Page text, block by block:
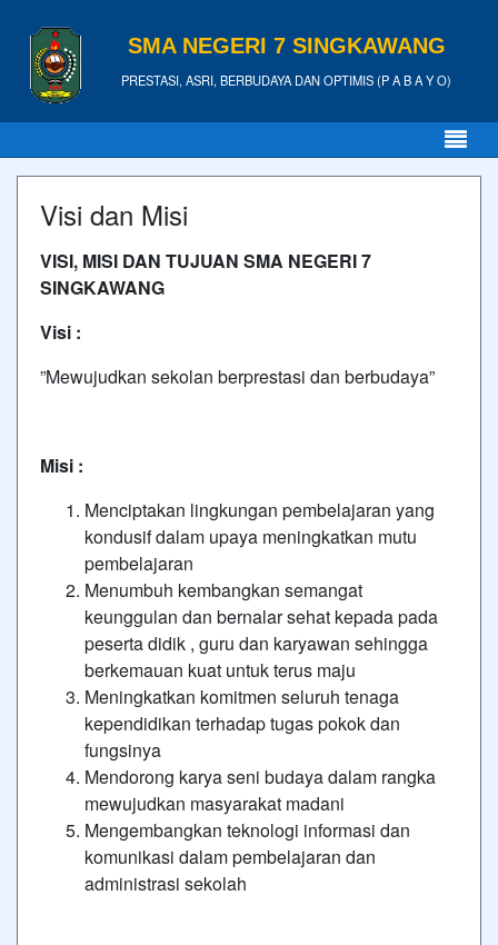
SMA NEGERI 7 SINGKAWANG
PRESTASI, ASRI, BERBUDAYA DAN OPTIMIS (P A B A Y O)
Visi dan Misi
VISI, MISI DAN TUJUAN SMA NEGERI 7
SINGKAWANG
Visi :
”Mewujudkan sekolan berprestasi dan berbudaya”
Misi :
Menciptakan lingkungan pembelajaran yang
kondusif dalam upaya meningkatkan mutu
pembelajaran
Menumbuh kembangkan semangat
keunggulan dan bernalar sehat kepada pada
peserta didik , guru dan karyawan sehingga
berkemauan kuat untuk terus maju
Meningkatkan komitmen seluruh tenaga
kependidikan terhadap tugas pokok dan
fungsinya
Mendorong karya seni budaya dalam rangka
mewujudkan masyarakat madani
Mengembangkan teknologi informasi dan
komunikasi dalam pembelajaran dan
administrasi sekolah